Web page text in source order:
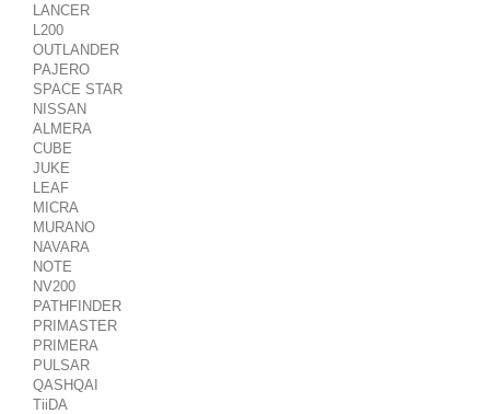
LANCER
L200
OUTLANDER
PAJERO
SPACE STAR
NISSAN
ALMERA
CUBE
JUKE
LEAF
MICRA
MURANO
NAVARA
NOTE
NV200
PATHFINDER
PRIMASTER
PRIMERA
PULSAR
QASHQAI
TiiDA